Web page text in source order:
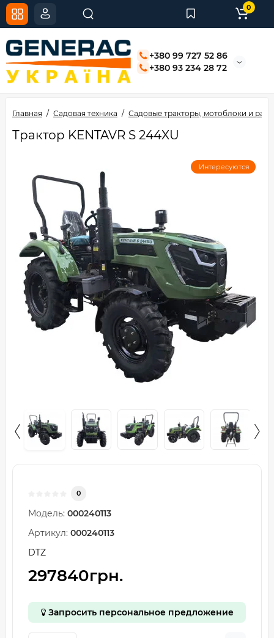
+380 99 727 52 86
+380 93 234 28 72
0
Главная Садовая техника Садовые тракторы, мотоблоки и
Трактор KENTAVR S 244XU
Интересуются
0
Модель: 000240113
Артикул: 000240113
DTZ
297840грн.
Запросить персональное предложение